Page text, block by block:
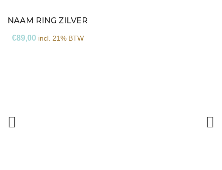
NAAM RING ZILVER
€89,00 incl. 21% BTW